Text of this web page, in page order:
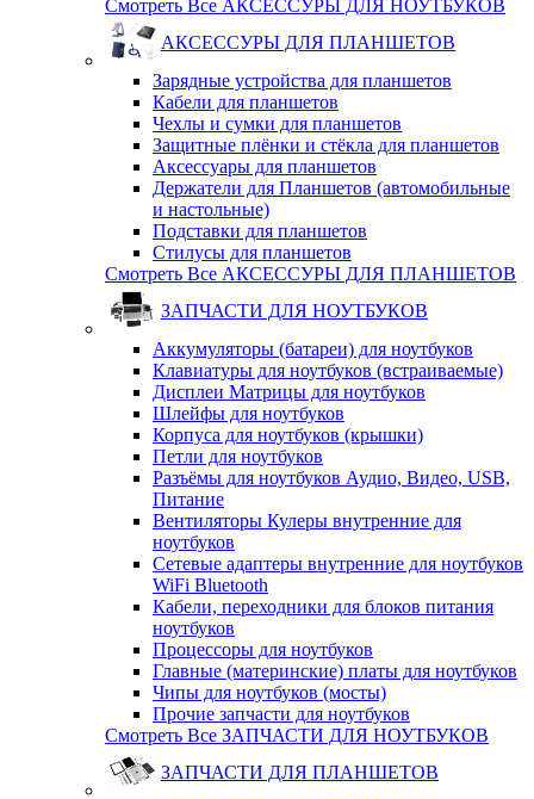
Смотреть Все АКСЕССУРЫ ДЛЯ НОУТБУКОВ
АКСЕССУРЫ ДЛЯ ПЛАНШЕТОВ
Зарядные устройства для планшетов
Кабели для планшетов
Чехлы и сумки для планшетов
Защитные плёнки и стёкла для планшетов
Аксессуары для планшетов
Держатели для Планшетов (автомобильные
и настольные)
Подставки для планшетов
Стилусы для планшетов
Смотреть Все АКСЕССУРЫ ДЛЯ ПЛАНШЕТОВ
ЗАПЧАСТИ ДЛЯ НОУТБУКОВ
Аккумуляторы (батареи) для ноутбуков
Клавиатуры для ноутбуков (встраиваемые)
Дисплеи Матрицы для ноутбуков
Шлейфы для ноутбуков
Корпуса для ноутбуков (крышки)
Петли для ноутбуков
Разъёмы для ноутбуков Аудио, Видео, USB,
Питание
Вентиляторы Кулеры внутренние для
ноутбуков
Сетевые адаптеры внутренние для ноутбуков
WiFi Bluetooth
Кабели, переходники для блоков питания
ноутбуков
Процессоры для ноутбуков
Главные (материнские) платы для ноутбуков
Чипы для ноутбуков (мосты)
Прочие запчасти для ноутбуков
Смотреть Все ЗАПЧАСТИ ДЛЯ НОУТБУКОВ
ЗАПЧАСТИ ДЛЯ ПЛАНШЕТОВ